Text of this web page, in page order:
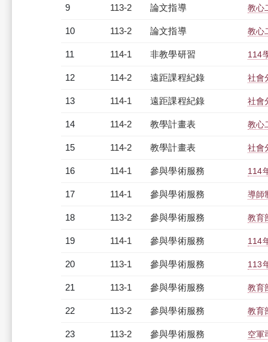
9 113-2 論文指導 教心
10 113-2 論文指導 教心
11 114-1 非教學研習 114
12 114-2 遠距課程紀錄 社會
13 114-1 遠距課程紀錄 社會
14 114-2 教學計畫表 教心
15 114-2 教學計畫表 社會
16 114-1 參與學術服務 114
17 114-1 參與學術服務 導師
18 113-2 參與學術服務 教育
19 114-1 參與學術服務 114
20 113-1 參與學術服務 113
21 113-1 參與學術服務 教育
22 113-2 參與學術服務 教育
23 113-2 參與學術服務 空軍